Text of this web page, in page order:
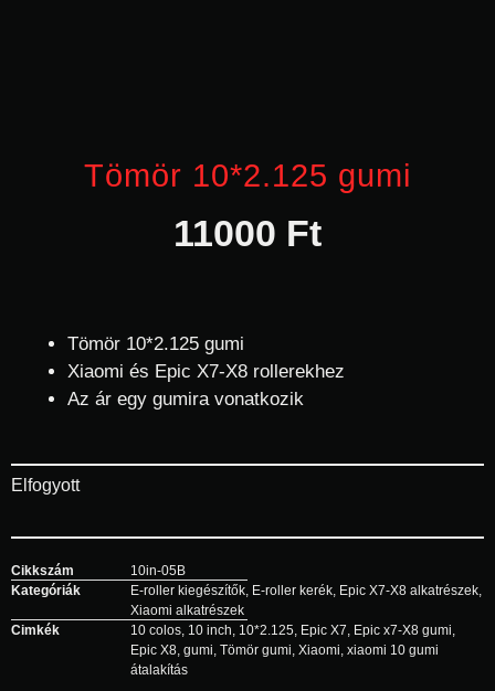
Tömör 10*2.125 gumi
11000 Ft
Tömör 10*2.125 gumi
Xiaomi és Epic X7-X8 rollerekhez
Az ár egy gumira vonatkozik
Elfogyott
Cikkszám
10in-05B
Kategóriák
E-roller kiegészítők, E-roller kerék, Epic X7-X8 alkatrészek,
Xiaomi alkatrészek
Cimkék
10 colos, 10 inch, 10*2.125, Epic X7, Epic x7-X8 gumi,
Epic X8, gumi, Tömör gumi, Xiaomi, xiaomi 10 gumi
átalakítás